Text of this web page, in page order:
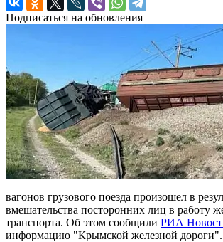
Подписаться на обновления
вагонов грузового поезда произошел в
вмешательства посторонних лиц в работу
транспорта. Об этом сообщили РИА
информацию "Крымской железной дороги".